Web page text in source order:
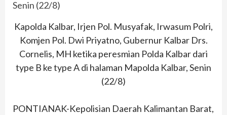
Kapolda Kalbar, Irjen Pol. Musyafak, Irwasum Polri,
Komjen Pol. Dwi Priyatno, Gubernur Kalbar Drs.
Cornelis, MH ketika peresmian Polda Kalbar dari
type B ke type A di halaman Mapolda Kalbar, Senin
(22/8)
PONTIANAK-Kepolisian Daerah Kalimantan Barat,